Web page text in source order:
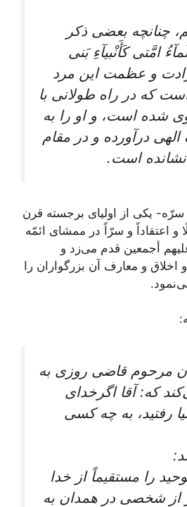
چنانچه بعضى ذكر
امَّتى كَأَنْبيآءِ بَنى
و عظمت اين مرد
كه در راه طولانى با
شده است، و او را به
درآورده و در مقام
است‏.
يكى از اولياى برجسته قرن
و اعتقاداً و سرّاً در ممشاى ائمّه
أجمعين قدم می‌‏زد و
اخلاق و معارف آن بزرگواران را
مرحوم قاضى روزى به
كه: آقا اگرخداى
رفتيد، به چه كسى
را مستقيماً از خدا
از شخصى در همدان به